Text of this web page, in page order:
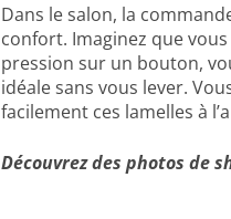
Dans le salon, la
confort. Imaginez que
pression sur un bouton,
idéale sans vous lever.
facilement ces lamelles à
Découvrez des photos de